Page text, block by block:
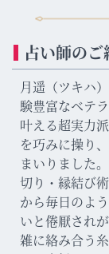
占い師のご
月遥（ツキハ
験豊富なベテ
叶える超実力
を巧みに操り
まいりました
切り・縁結び
から毎日のよ
いと倦厭され
雑に絡み合う